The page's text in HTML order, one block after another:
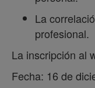
La
profesional.
La inscripción al
Fecha: 16 de